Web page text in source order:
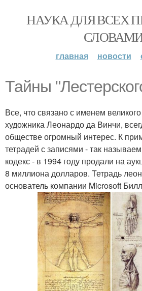
НАУКА ДЛЯ ВСЕХ
главная новости
Тайны
Все, что связано с именем
художника Леонардо да Винчи,
обществе огромный интерес. К
тетрадей с записями - так
кодекс - в 1994 году продали на
8 миллиона долларов. Тетрадь
основатель компании Microsoft